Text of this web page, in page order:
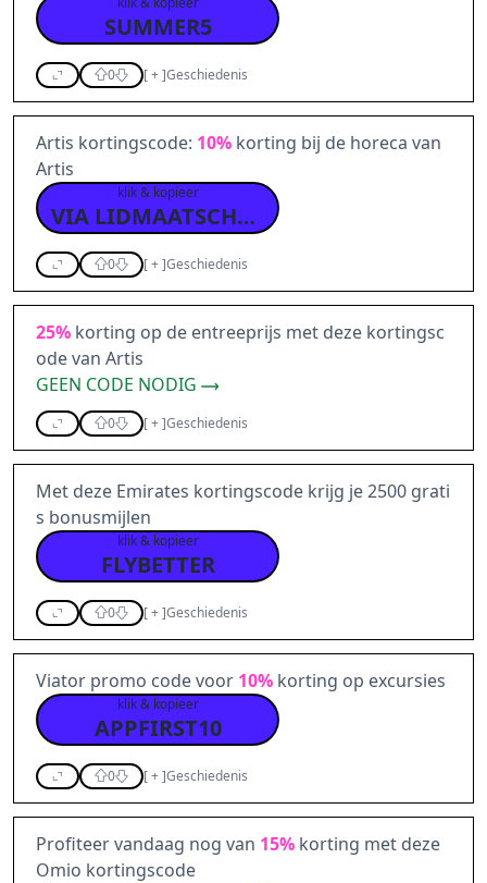
SUMMER5
0 [+]Geschiedenis
Artis kortingscode: 10% korting bij de horeca van
Artis
klik & kopieer
VIA LIDMAATSCHAP
0 [+]Geschiedenis
25% korting op de entreeprijs met deze kortingsc
ode van Artis
GEEN CODE NODIG
0 [+]Geschiedenis
Met deze Emirates kortingscode krijg je 2500 grati
s bonusmijlen
klik & kopieer
FLYBETTER
0 [+]Geschiedenis
Viator promo code voor 10% korting op excursies
klik & kopieer
APPFIRST10
0 [+]Geschiedenis
Profiteer vandaag nog van 15% korting met deze
Omio kortingscode